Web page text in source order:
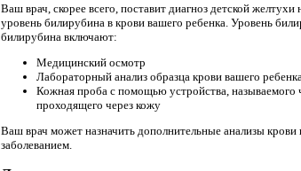
Ваш врач, скорее всего, поставит диагноз детской
уровень билирубина в крови вашего ребенка. Уровень
билирубина включают:
Медицинский осмотр
Лабораторный анализ образца крови вашего ребенка
Кожная проба с помощью устройства, называемого
проходящего через кожу
Ваш врач может назначить дополнительные анализы крови
заболеванием.